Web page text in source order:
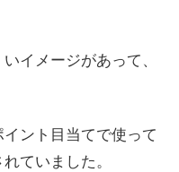
イメージがあって、
ント目当てで使って
ていました。